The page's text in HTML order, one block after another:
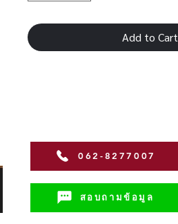
Add to Cart
สอบถามข้อมูล
062-8277007